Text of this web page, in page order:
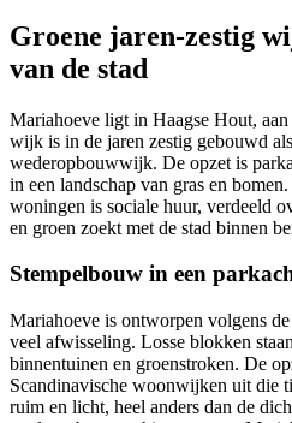
Groene jaren-zestig
van de stad
Mariahoeve ligt in Haagse Hout,
wijk is in de jaren zestig gebouwd
wederopbouwwijk. De opzet is
in een landschap van gras en
woningen is sociale huur, verdeeld
en groen zoekt met de stad binnen
Stempelbouw in een
Mariahoeve is ontworpen volgens
veel afwisseling. Losse blokken
binnentuinen en groenstroken. De
Scandinavische woonwijken uit die
ruim en licht, heel anders dan de